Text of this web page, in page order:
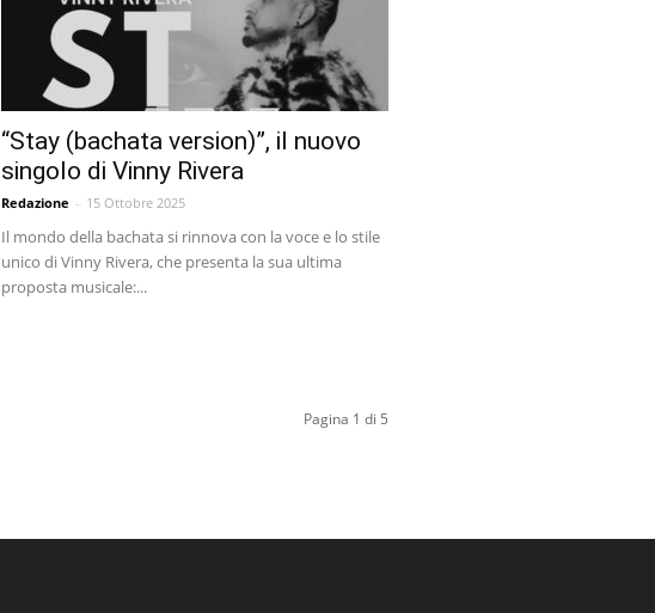
“Stay (bachata version)”, il nuovo
singolo di Vinny Rivera
Redazione - 15 Ottobre 2025
Il mondo della bachata si rinnova con la voce e lo stile
unico di Vinny Rivera, che presenta la sua ultima
proposta musicale:...
Pagina 1 di 5